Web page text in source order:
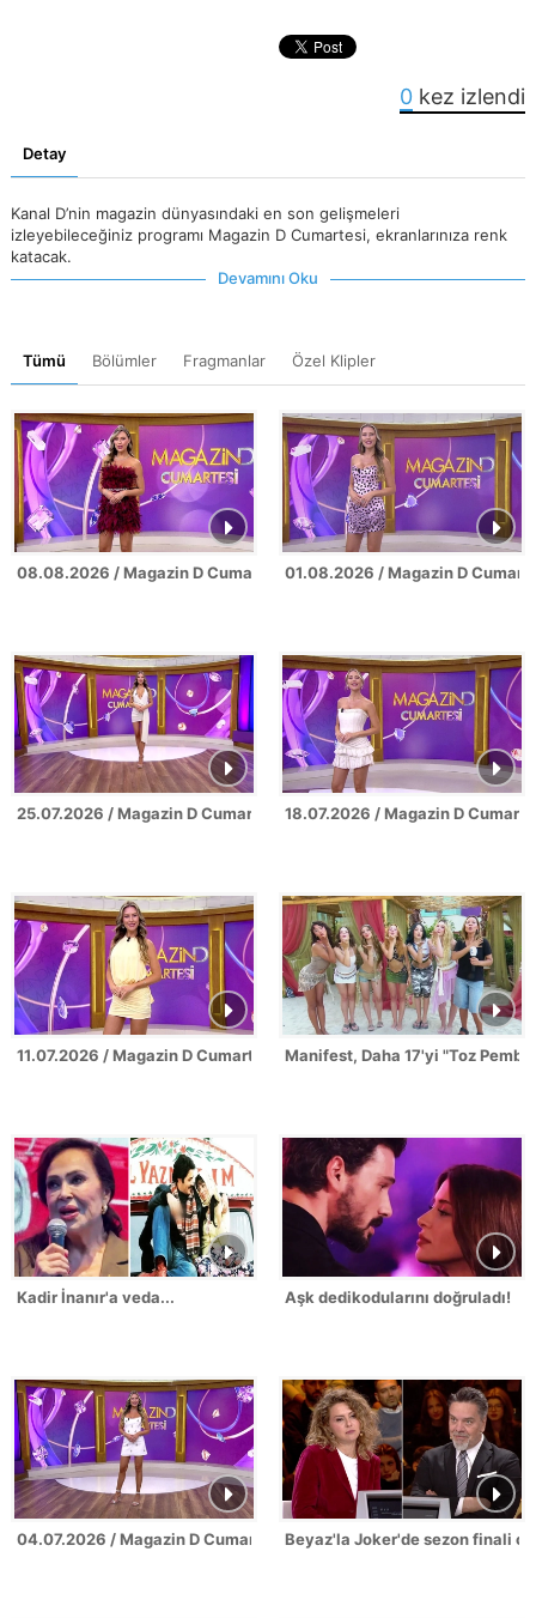
0 kez izlendi
Detay
Kanal D’nin magazin dünyasındaki en son gelişmeleri
izleyebileceğiniz programı Magazin D Cumartesi, ekranlarınıza renk
katacak.
Devamını Oku
Tümü Bölümler Fragmanlar Özel Klipler
08.08.2026 / Magazin D Cumartesi01.08.2026 / Magazin D
25.07.2026 / Magazin D Cumartesi 18.07.2026 / Magazin D
11.07.2026 / Magazin D Cumartesi Manifest, Daha 17'yi "Toz
Kadir İnanır'a veda... Aşk dedikodularını doğruladı!
04.07.2026 / Magazin D Cumartesi Beyaz'la Joker'de sezon finali